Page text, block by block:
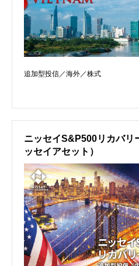
追加型投信／海外／株式
ニッセイS&P500リカバリ
ッセイアセット）